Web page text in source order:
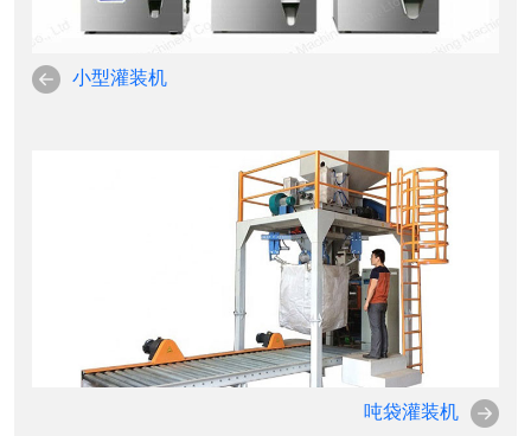
小型灌装机
吨袋灌装机